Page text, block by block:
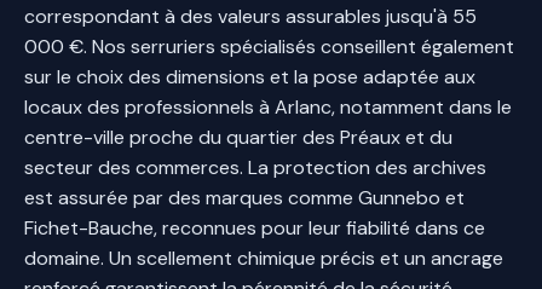
correspondant à des valeurs assurables jusqu'à 55
000 €. Nos serruriers spécialisés conseillent également
sur le choix des dimensions et la pose adaptée aux
locaux des professionnels à Arlanc, notamment dans le
centre-ville proche du quartier des Préaux et du
secteur des commerces. La protection des archives
est assurée par des marques comme Gunnebo et
Fichet-Bauche, reconnues pour leur fiabilité dans ce
domaine. Un scellement chimique précis et un ancrage